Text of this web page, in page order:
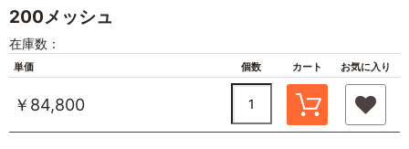
200メッシュ
在庫数：
単価 個数 カート お気に入り
￥84,800